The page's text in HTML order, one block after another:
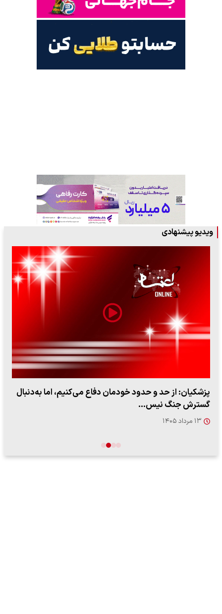
ویدیو پیشنهادی
پزشکیان: از حد و حدود خودمان دفاع می‌کنیم، اما به‌دنبال
گسترش جنگ نیس…
۱۳ مرداد ۱۴۰۵